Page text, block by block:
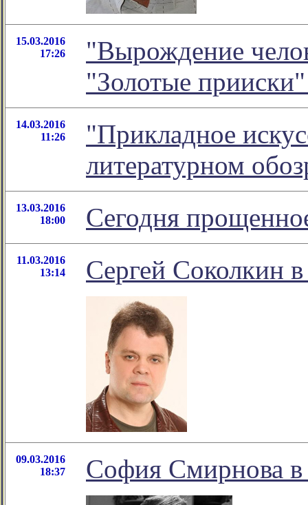
15.03.2016
17:26
"Вырождение
"Золотые
14.03.2016
11:26
"Прикладное
литературном
13.03.2016
18:00
Сегодня
11.03.2016
13:14
Сергей Соколкин
09.03.2016
18:37
София Смирнова в